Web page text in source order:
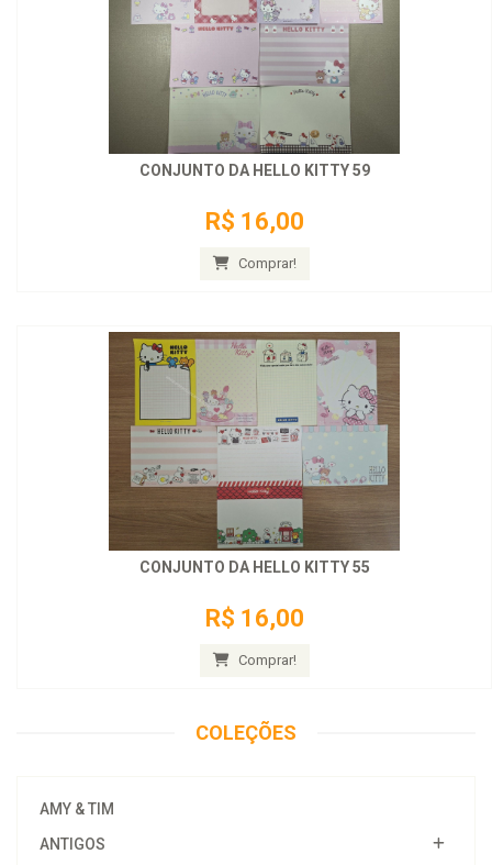
CONJUNTO DA HELLO KITTY 59
R$ 16,00
Comprar!
CONJUNTO DA HELLO KITTY 55
R$ 16,00
Comprar!
COLEÇÕES
AMY & TIM
ANTIGOS